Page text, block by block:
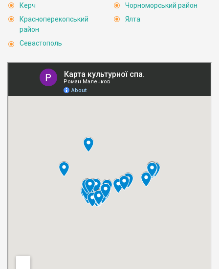
Керч
Красноперекопський
район
Севастополь
Чорноморський район
Ялта